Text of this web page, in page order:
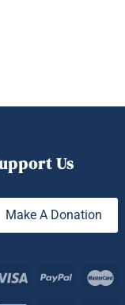
Us
Make A Donation